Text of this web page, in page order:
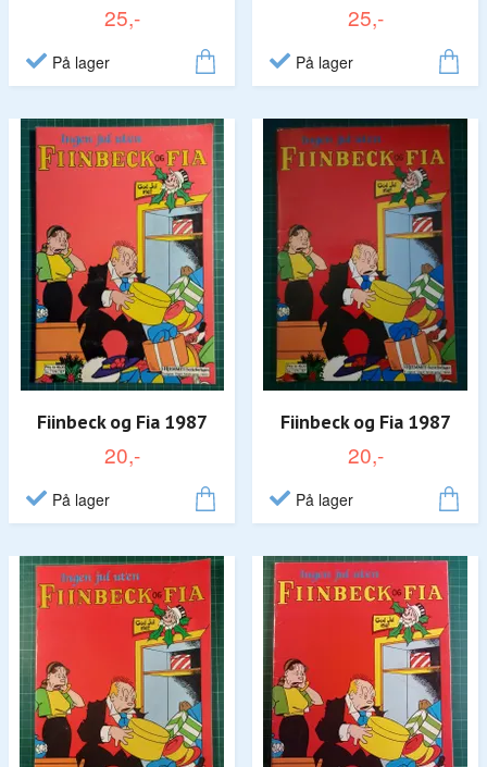
25,-
På lager
25,-
På lager
Fiinbeck og Fia 1987
20,-
På lager
Fiinbeck og Fia 1987
20,-
På lager